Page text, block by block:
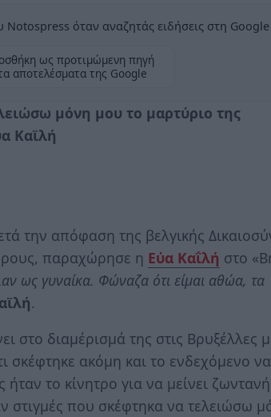
όταν αναζητάς ειδήσεις στη Google
ως προτιμώμενη πηγή
αποτελέσματα της Google
μόνη μου το μαρτύριο της
Καϊλή
την απόφαση της βελγικής
παραχώρησε η Εύα Καΐλή στο
ως γυναίκα. Φώναζα ότι είμαι αθώα, τα
.
διαμέρισμά της στις Βρυξέλλες
σκέφτηκε ακόμη και το ενδεχόμενο να
το κίνητρο για να μείνει
που σκέφτηκα να τελειώσω